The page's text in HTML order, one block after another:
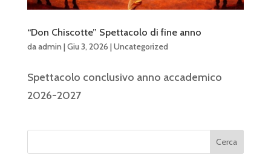
“Don Chiscotte” Spettacolo di fine anno
daadmin |Giu 3, 2026 |Uncategorized
Spettacolo conclusivo anno accademico
2026-2027
Cerca